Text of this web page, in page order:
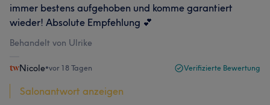
immer bestens aufgehoben und komme garantiert
wieder! Absolute Empfehlung 💕
Behandelt von Ulrike
Nicole•vor 18 Tagen Verifizierte Bewertung
Salonantwort anzeigen